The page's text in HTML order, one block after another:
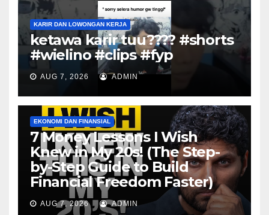
KARIR DAN LOWONGAN KERJA
ketawa karir tuu???? #shorts
#wielino #clips #fyp
AUG 7, 2026 ADMIN
EKONOMI DAN FINANSIAL
7 Money Lessons I Wish
Knew in My 20s! (The Step-
by-Step Guide to Build
Financial Freedom Faster)
AUG 7, 2026 ADMIN